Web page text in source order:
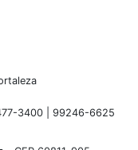
3400 | 99246-6625